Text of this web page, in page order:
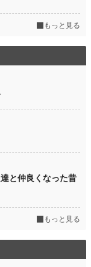
もっと見る
と仲良くなった昔
もっと見る